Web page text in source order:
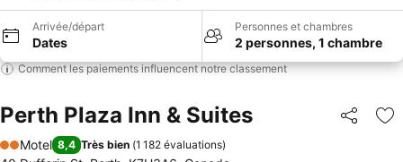
Arrivée/départ
Dates
Personnes et chambres
2 personnes, 1 chambre
Comment les paiements influencent notre classement
Perth Plaza Inn & Suites Partager
2 Étoiles
Motel 8,4 Très bien (1 182 évaluations)